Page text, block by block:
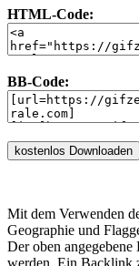
HTML-Code:
BB-Code:
Mit dem Verwenden
Geographie und
Der oben
werden. Ein Backlink